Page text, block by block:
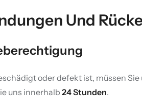
Und
oder defekt ist, müssen
uns innerhalb 24 Stunden.